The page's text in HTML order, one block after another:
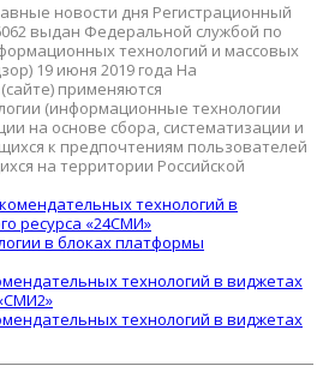
новости дня Регистрационный
выдан Федеральной службой по
технологий и массовых
19 июня 2019 года На
применяются
(информационные технологии
на основе сбора, систематизации и
к предпочтениям пользователей
на территории Российской
технологий в
ресурса «24СМИ»
в блоках платформы
технологий в виджетах
технологий в виджетах